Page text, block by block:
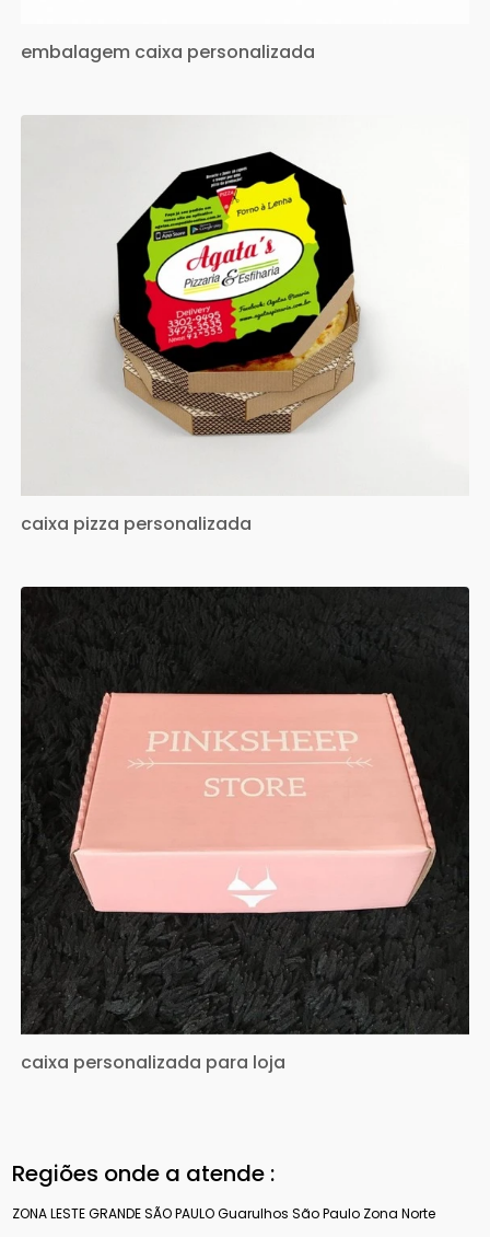
embalagem caixa personalizada
caixa pizza personalizada
caixa personalizada para loja
Regiões onde a atende :
ZONA LESTEGRANDE SÃO PAULOGuarulhos São Paulo Zona Norte